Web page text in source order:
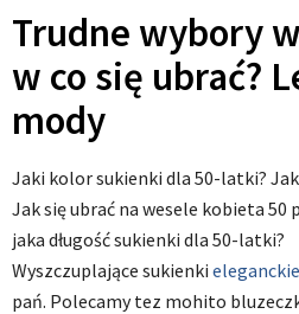
Trudne wybory
w co się ubrać?
mody
Jaki kolor sukienki dla 50-latki?
Jak się ubrać na wesele kobieta 50
jaka długość sukienki dla 50-latki?
Wyszczuplające sukienki
pań. Polecamy tez mohito